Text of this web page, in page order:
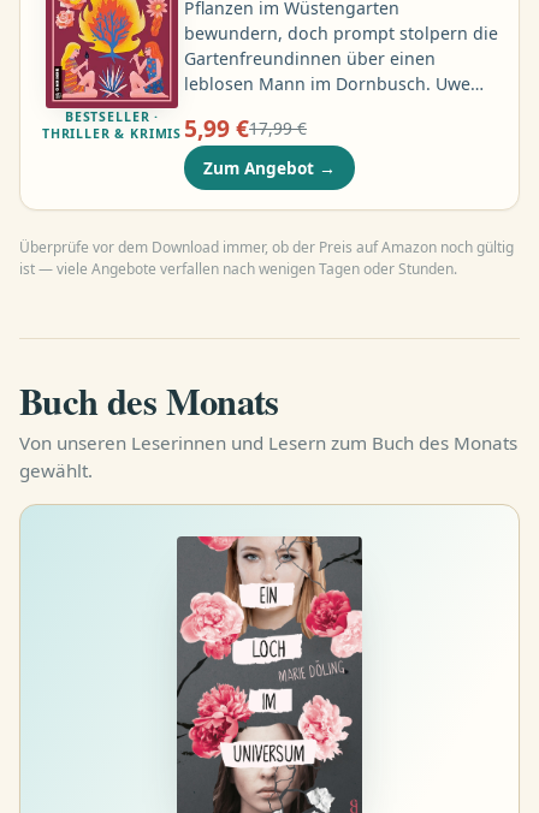
BESTSELLER ·
THRILLER & KRIMIS
Pflanzen im Wüstengarten
bewundern, doch prompt stolpern die
Gartenfreundinnen über einen
leblosen Mann im Dornbusch. Uwe
unstillbaren Durst und seine
blühende Fantasie, ist überzeugt: Die
sagenumwobenen Weinberghexen
stecken dahinter. Dass man mit fünf
Promille zu übersinnlichen
Eingebungen neigt, ist im
Südburgenland freilich keine
5,99 €17,99 €
Zum Angebot →
Überprüfe vor dem Download immer, ob der Preis auf Amazon noch gültig
ist — viele Angebote verfallen nach wenigen Tagen oder Stunden.
Buch des Monats
Von unseren Leserinnen und Lesern zum Buch des Monats
gewählt.